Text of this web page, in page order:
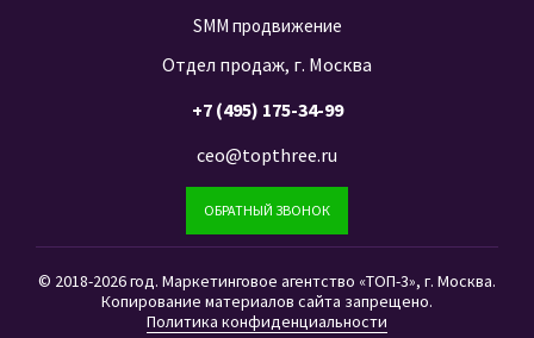
SMM продвижение
Отдел продаж, г. Москва
+7 (495) 175-34-99
ceo@topthree.ru
ОБРАТНЫЙ ЗВОНОК
© 2018-2026 год. Маркетинговое агентство «ТОП-3», г. Москва.
Копирование материалов сайта запрещено.
Политика конфиденциальности